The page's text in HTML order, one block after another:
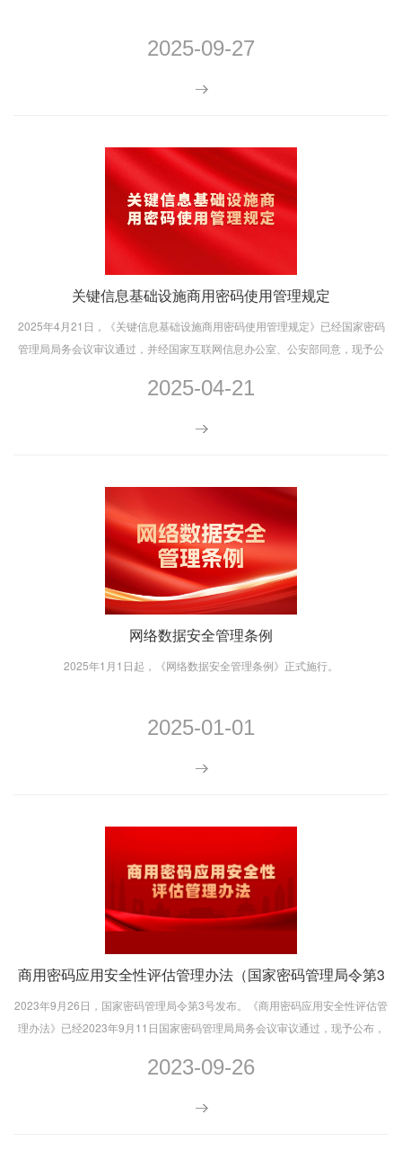
2025-09-27
关键信息基础设施商用密码使用管理规定
2025年4月21日，《关键信息基础设施商用密码使用管理规定》已经国家密码
管理局局务会议审议通过，并经国家互联网信息办公室、公安部同意，现予公
2025-04-21
网络数据安全管理条例
2025年1月1日起，《网络数据安全管理条例》正式施行。
2025-01-01
商用密码应用安全性评估管理办法（国家密码管理局令第3
号）
2023年9月26日，国家密码管理局令第3号发布。《商用密码应用安全性评估管
理办法》已经2023年9月11日国家密码管理局局务会议审议通过，现予公布，
2023-09-26